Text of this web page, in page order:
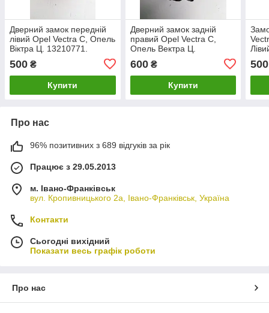
Дверний замок передній
лівий Opel Vectra C, Опель
Віктра Ц. 13210771.
500 ₴
Купити
Дверний замок задній
правий Opel Vectra C,
Опель Вектра Ц.
600₴
Купити
500
Про нас
96% позитивних з 689 відгуків за рік
Працює з 29.05.2013
м. Івано-Франківськ
вул. Кропивницького 2а, Івано-Франківськ, Україна
Контакти
Сьогодні вихідний
Показати весь графік роботи
Про нас